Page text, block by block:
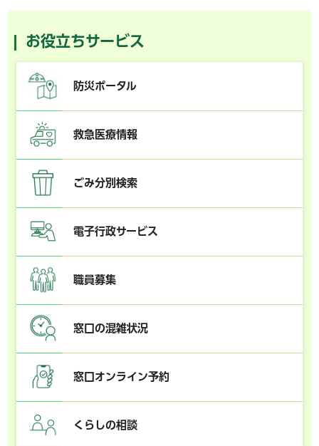
お役立ちサービス
防災ポータル
救急医療情報
ごみ分別検索
電子行政サービス
職員募集
窓口の混雑状況
窓口オンライン予約
くらしの相談